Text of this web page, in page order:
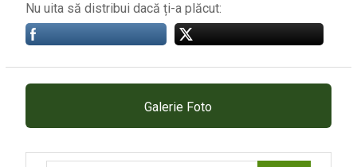
Nu uita să distribui dacă ți-a plăcut:
Galerie Foto